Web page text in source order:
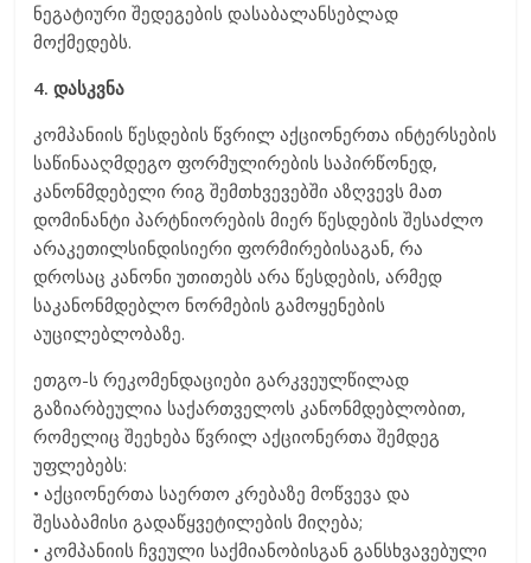
ნეგატიური შედეგების დასაბალანსებლად
მოქმედებს.
4. დასკვნა
კომპანიის წესდების წვრილ აქციონერთა ინტერსების
საწინააღმდეგო ფორმულირების საპირწონედ,
კანონმდებელი რიგ შემთხვევებში აზღვევს მათ
დომინანტი პარტნიორების მიერ წესდების შესაძლო
არაკეთილსინდისიერი ფორმირებისაგან, რა
დროსაც კანონი უთითებს არა წესდების, არმედ
საკანონმდებლო ნორმების გამოყენების
აუცილებლობაზე.
ეთგო-ს რეკომენდაციები გარკვეულწილად
გაზიარბეულია საქართველოს კანონმდებლობით,
რომელიც შეეხება წვრილ აქციონერთა შემდეგ
უფლებებს:
• აქციონერთა საერთო კრებაზე მოწვევა და
შესაბამისი გადაწყვეტილების მიღება;
• კომპანიის ჩვეული საქმიანობისგან განსხვავებული